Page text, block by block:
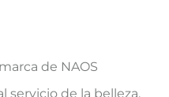
de NAOS
servicio de la belleza.